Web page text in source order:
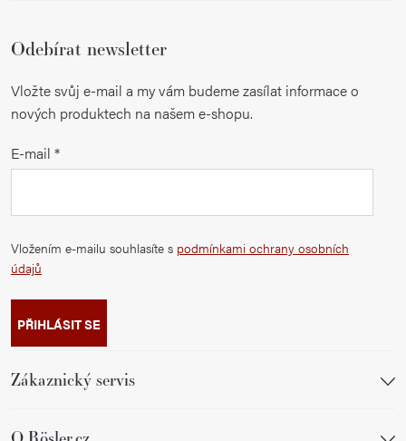
Odebírat newsletter
Vložte svůj e-mail a my vám budeme zasílat informace o
nových produktech na našem e-shopu.
E-mail
Vložením e-mailu souhlasíte s podmínkami ochrany osobních
údajů
PŘIHLÁSIT SE
Zákaznický servis